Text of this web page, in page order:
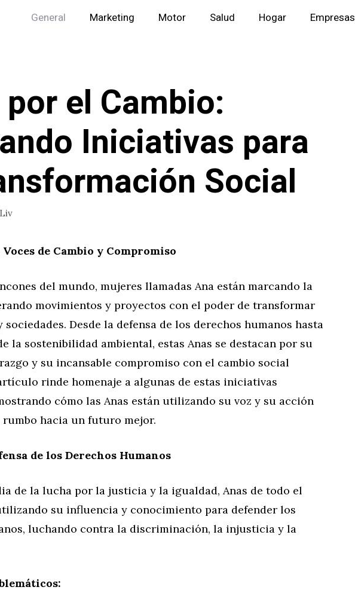
General Marketing Motor Salud Hogar Empresas
el Cambio:
Iniciativas para
Social
Liv
de Cambio y Compromiso
del mundo, mujeres llamadas Ana están marcando la
movimientos y proyectos con el poder de transformar
sociedades. Desde la defensa de los derechos humanos hasta
la sostenibilidad ambiental, estas Anas se destacan por su
y su incansable compromiso con el cambio social
rinde homenaje a algunas de estas iniciativas
cómo las Anas están utilizando su voz y su acción
hacia un futuro mejor.
de los Derechos Humanos
de la lucha por la justicia y la igualdad, Anas de todo el
su influencia y conocimiento para defender los
luchando contra la discriminación, la injusticia y la